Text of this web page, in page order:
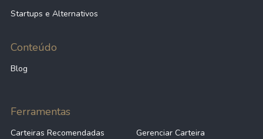
Startups e Alternativos
Conteúdo
Blog
Ferramentas
Carteiras Recomendadas
Gerenciar Carteira